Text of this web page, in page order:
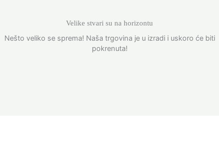
Velike stvari su na horizontu
Nešto veliko se sprema! Naša trgovina je u izradi i uskoro će biti
pokrenuta!